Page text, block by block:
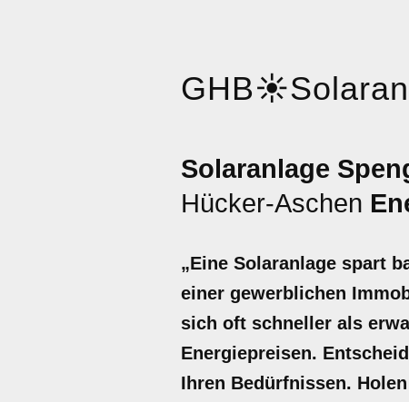
GHB☀️
Solaranlage
Hücker-Aschen
„Eine Solaranlage spart
einer gewerblichen
sich oft schneller als
Energiepreisen.
Ihren Bedürfnissen.